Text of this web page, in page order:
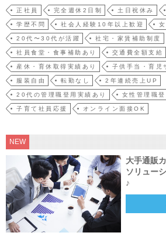
合せ、アライアンス先からご紹介頂いた新規顧客、取
広くご提案いただけます。※当ポジションは基本週5日
の流れ】1.サ…
正社員 完全週休2日制 土日祝休み
学歴不問 社会人経験10年以上歓迎
20代〜30代が活躍 社宅・家賃補助制度
社員食堂・食事補助あり 交通費全額支給
産休・育休取得実績あり 子供手当・育児
服装自由 転勤なし 2年連続売上UP
20代の管理職登用実績あり 女性管理職
子育て社員応援 オンライン面接OK
NEW
大手通販
ソリュー
♪